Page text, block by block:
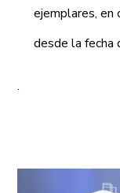
ejemplares, en
desde la fecha
.